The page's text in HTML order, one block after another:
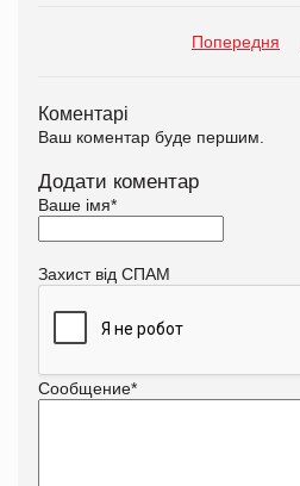
Попередня
Коментарі
Ваш коментар буде першим.
Додати коментар
Ваше імя*
Захист від СПАМ
Сообщение*